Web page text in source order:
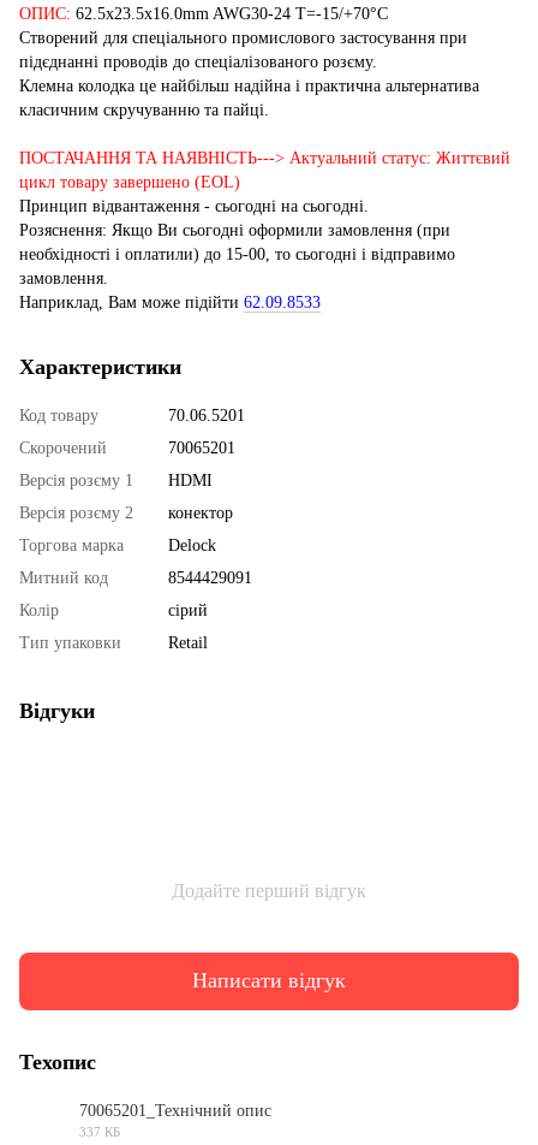
ОПИС: 62.5x23.5x16.0mm AWG30-24 T=-15/+70°C
Створений для спеціального промислового застосування при
підєднанні проводів до спеціалізованого розєму.
Клемна колодка це найбільш надійна і практична альтернатива
класичним скручуванню та пайці.
ПОСТАЧАННЯ ТА НАЯВНІСТЬ---> Актуальний статус: Життєвий
цикл товару завершено (EOL)
Принцип відвантаження - сьогодні на сьогодні.
Розяснення: Якщо Ви сьогодні оформили замовлення (при
необхідності і оплатили) до 15-00, то сьогодні і відправимо
замовлення.
Наприклад, Вам може підійти 62.09.8533
Характеристики
Код товару
70.06.5201
Скорочений
70065201
Версія розєму 1
HDMI
Версія розєму 2
конектор
Торгова марка
Delock
Митний код
8544429091
Колір
сірий
Тип упаковки
Retail
Відгуки
Додайте перший відгук
Написати відгук
Техопис
70065201_Технічний опис
337 КБ